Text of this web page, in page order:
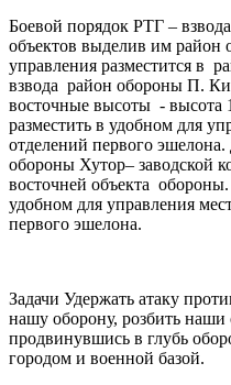
Боевой порядок РТГ –
объектов выделив им
управления разместится в
взвода район обороны П.
восточные высоты -
разместить в удобном для
отделений первого
обороны Хутор– заводской
восточней объекта
удобном для управления
первого эшелона.
Задачи Удержать атаку
нашу оборону, розбить наши
продвинувшись в глубь
городом и военной базой.